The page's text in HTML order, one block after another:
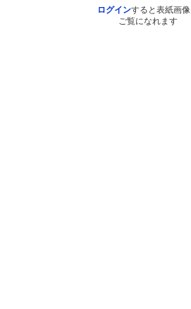
ログインすると表紙画像
ご覧になれます